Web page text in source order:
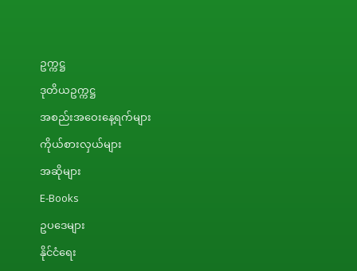
ဥက္ကဋ္ဌ
ဒုတိယဥက္ကဋ္ဌ
အစည်းအဝေးနေ့ရက်များ
ကိုယ်စားလှယ်များ
အဆိုများ
E-Books
ဥပဒေများ
နိုင်ငံရေး